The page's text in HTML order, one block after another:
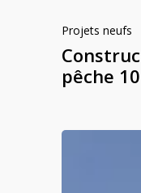
Projets neufs
pêche